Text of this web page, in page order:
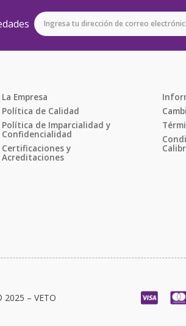
La Empresa
Política de Calidad
Política de Imparcialidad y
Confidencialidad
Certificaciones y
Acreditaciones
2025 – VETO